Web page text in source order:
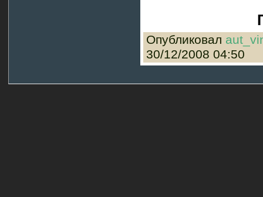
Опубликовал
30/12/2008 04:50